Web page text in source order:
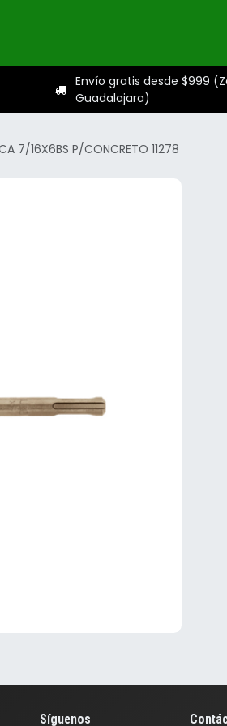
Envío gratis desde $999
Guadalajara)
7/16X6BS P/CONCRETO 11278
Síguenos